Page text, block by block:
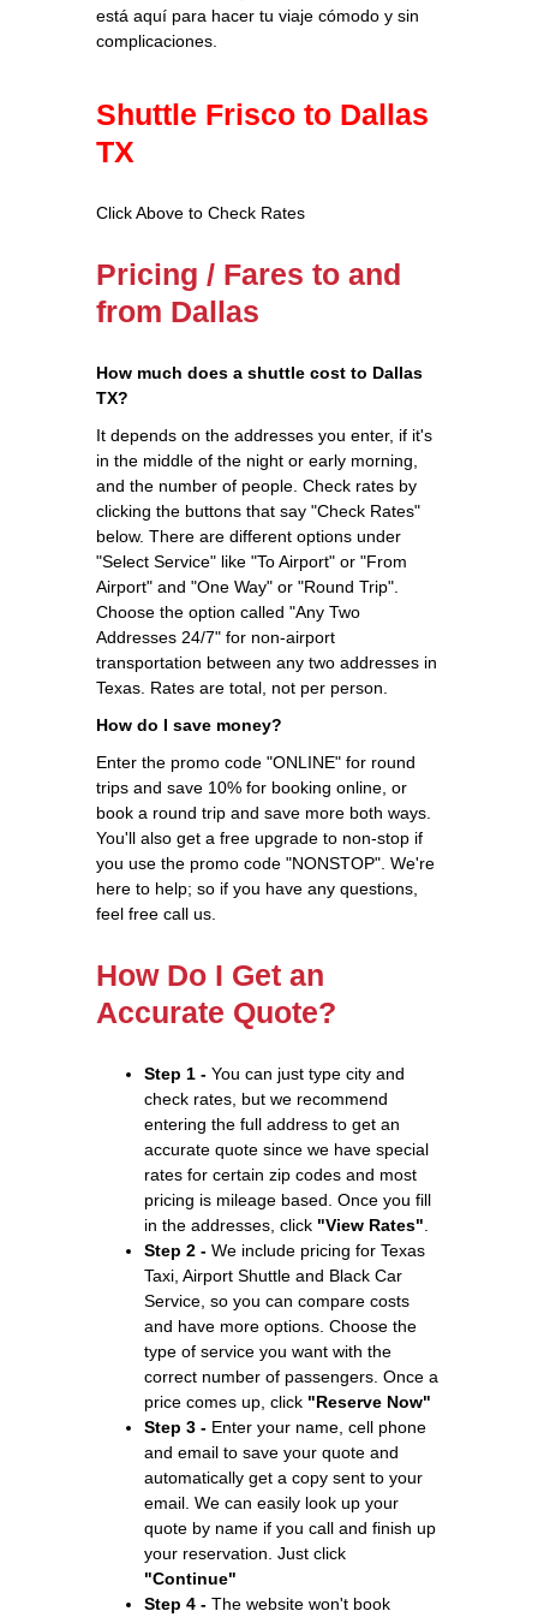
está aquí para hacer tu viaje cómodo y sin
complicaciones.
Shuttle Frisco to Dallas
TX
Click Above to Check Rates
Pricing / Fares to and
from Dallas
How much does a shuttle cost to Dallas
TX?
It depends on the addresses you enter, if it's
in the middle of the night or early morning,
and the number of people. Check rates by
clicking the buttons that say "Check Rates"
below. There are different options under
"Select Service" like "To Airport" or "From
Airport" and "One Way" or "Round Trip".
Choose the option called "Any Two
Addresses 24/7" for non-airport
transportation between any two addresses in
Texas. Rates are total, not per person.
How do I save money?
Enter the promo code "ONLINE" for round
trips and save 10% for booking online, or
book a round trip and save more both ways.
You'll also get a free upgrade to non-stop if
you use the promo code "NONSTOP". We're
here to help; so if you have any questions,
feel free call us.
How Do I Get an
Accurate Quote?
Step 1 - You can just type city and
check rates, but we recommend
entering the full address to get an
accurate quote since we have special
rates for certain zip codes and most
pricing is mileage based. Once you fill
in the addresses, click "View Rates"
Step 2 - We include pricing for Texas
Taxi, Airport Shuttle and Black Car
Service, so you can compare costs
and have more options. Choose the
type of service you want with the
correct number of passengers. Once a
price comes up, click "Reserve Now"
Step 3 - Enter your name, cell phone
and email to save your quote and
automatically get a copy sent to your
email. We can easily look up your
quote by name if you call and finish up
your reservation. Just click
"Continue"
Step 4 - The website won't book